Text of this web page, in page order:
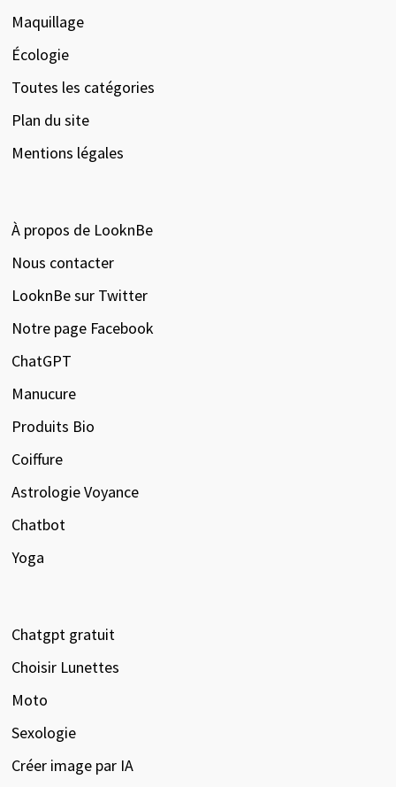
Maquillage
Écologie
Toutes les catégories
Plan du site
Mentions légales
À propos de LooknBe
Nous contacter
LooknBe sur Twitter
Notre page Facebook
ChatGPT
Manucure
Produits Bio
Coiffure
Astrologie Voyance
Chatbot
Yoga
Chatgpt gratuit
Choisir Lunettes
Moto
Sexologie
Créer image par IA